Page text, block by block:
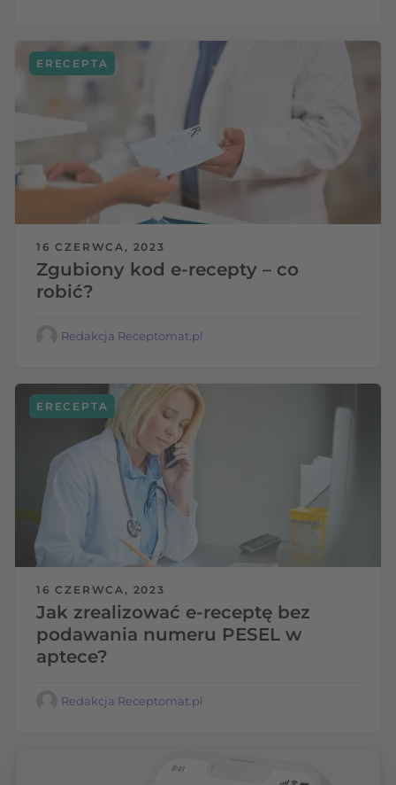
16 CZERWCA, 2023
Zgubiony kod e-recepty – co
robić?
ERECEPTA
Redakcja Receptomat.pl
16 CZERWCA, 2023
Jak zrealizować e-receptę bez
podawania numeru PESEL w
aptece?
ERECEPTA
Redakcja Receptomat.pl